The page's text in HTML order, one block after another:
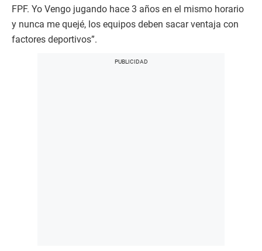
FPF. Yo Vengo jugando hace 3 años en el mismo horario
y nunca me quejé, los equipos deben sacar ventaja con
factores deportivos”.